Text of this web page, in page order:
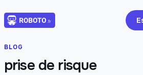
BLOG
prise de risque